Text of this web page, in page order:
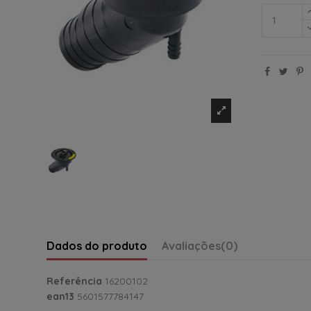
Dados do produto Avaliações(0)
Referência 16200102
ean13 5601577784147